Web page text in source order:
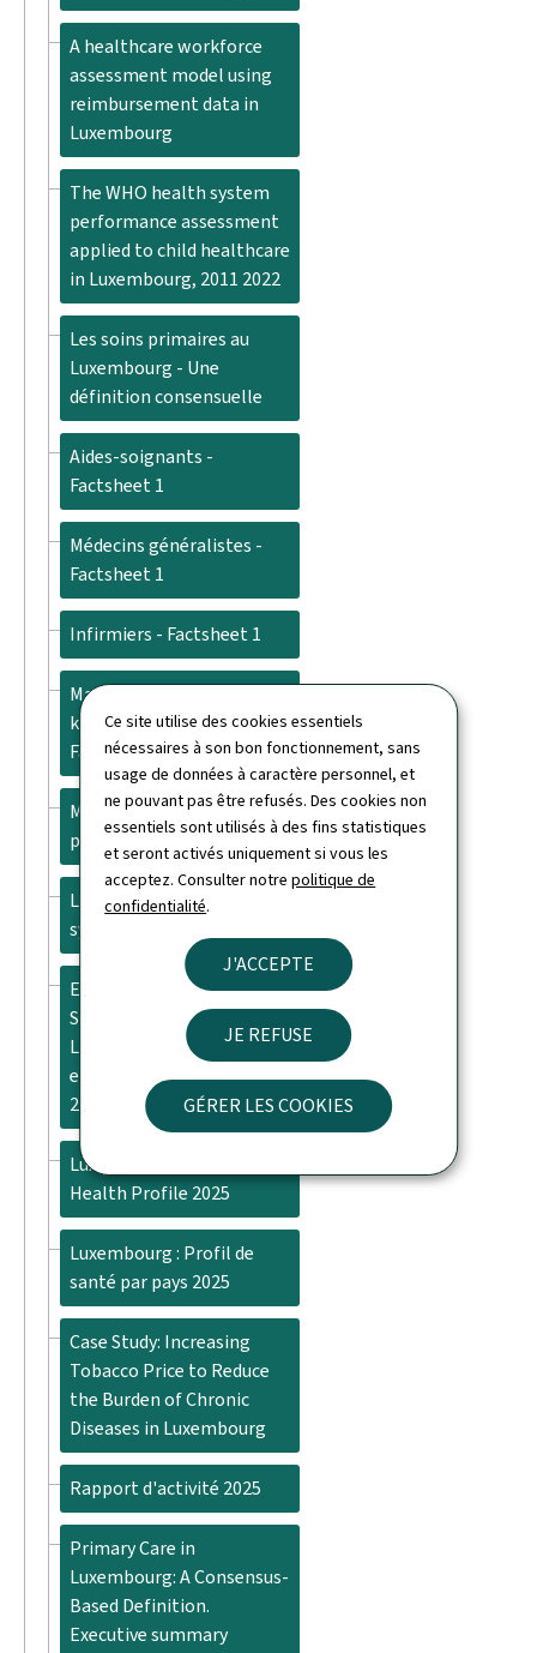
Ce site utilise des cookies essentiels
nécessaires à son bon fonctionnement, sans
usage de données à caractère personnel, et
ne pouvant pas être refusés. Des cookies non
essentiels sont utilisés à des fins statistiques
et seront activés uniquement si vous les
acceptez. Consulter notrepolitique de
confidentialité.
J'ACCEPTE
JE REFUSE
GÉRER LES COOKIES
A healthcare workforce
assessment model using
reimbursement data in
Luxembourg
The WHO health system
performance assessment
applied to child healthcare
in Luxembourg, 2011 2022
Les soins primaires au
Luxembourg - Une
définition consensuelle
Aides-soignants -
Factsheet 1
Médecins généralistes -
Factsheet 1
Infirmiers - Factsheet 1
Masseurs-
kinésithérapeutes -
Factsheet 1
Médecins spécialistes en
pédiatrie - Factsheet 1
Luxembourg : Revue du
système de santé 2024
Eng gesond Zukunft -
Supplément :
L'hospitalisation des
enfants et adolescents,
2018-2022
Luxembourg: Country
Health Profile 2025
Luxembourg : Profil de
santé par pays 2025
Case Study: Increasing
Tobacco Price to Reduce
the Burden of Chronic
Diseases in Luxembourg
Rapport d'activité 2025
Primary Care in
Luxembourg: A Consensus-
Based Definition.
Executive summary